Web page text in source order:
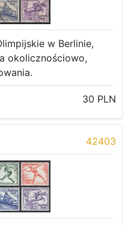
w Berlinie,
okolicznościowo,
30 PLN
42403